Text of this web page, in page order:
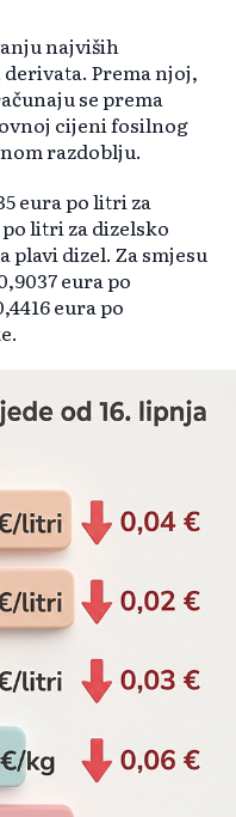
najviših
Prema njoj,
se prema
cijeni fosilnog
razdoblju.
eura po litri za
litri za dizelsko
plavi dizel. Za smjesu
eura po
eura po